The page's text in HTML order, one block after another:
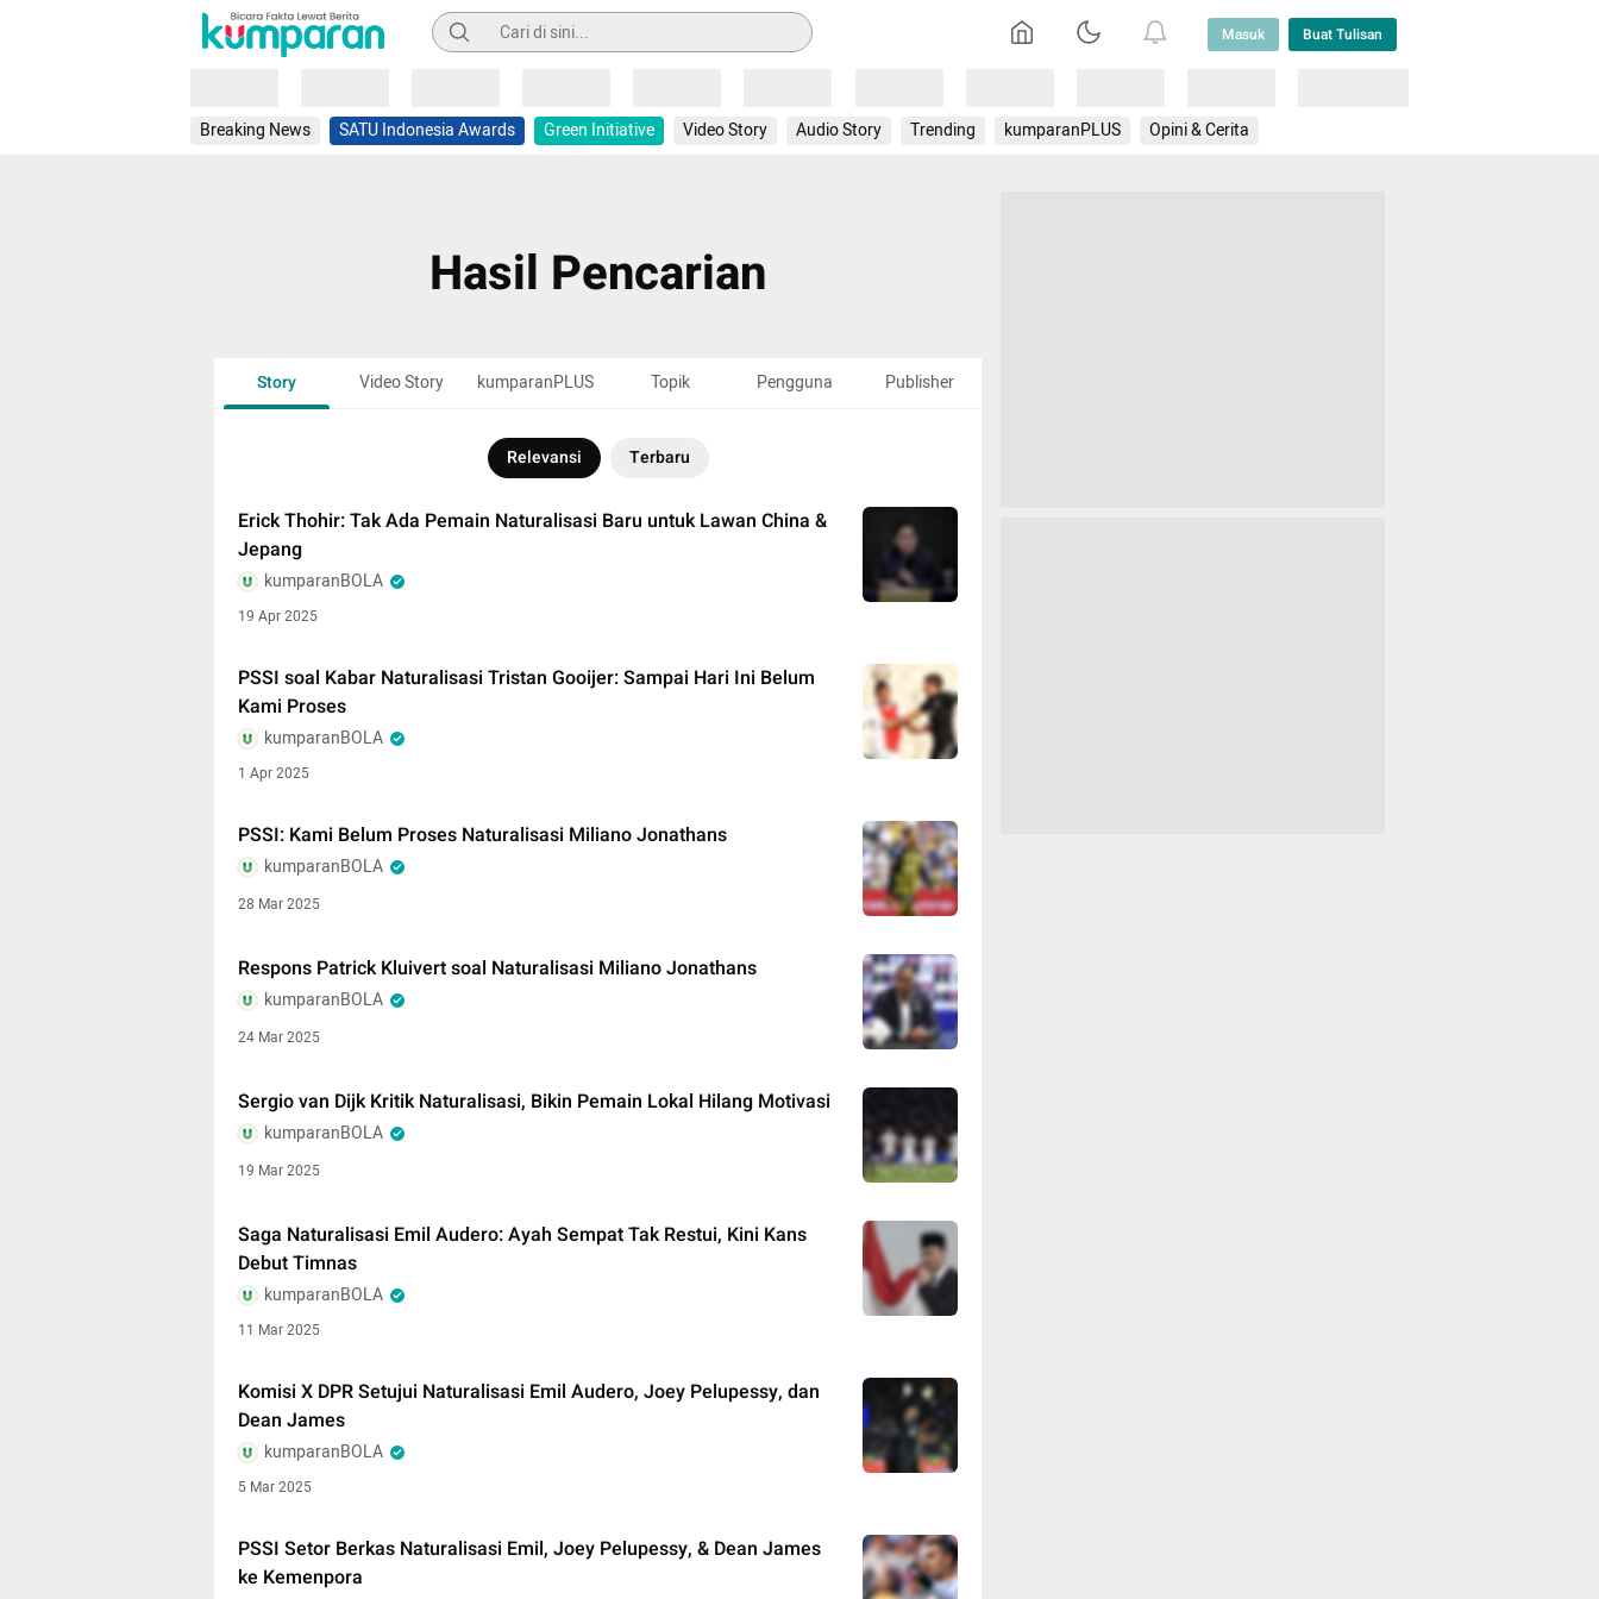
Pencarian Masuk Buat Tulisan
Breaking News SATU Indonesia Awards Green Initiative Video Story Audio Story Trending kumparanPLUS Opini & Cerita
Hasil Pencarian
Story Video Story kumparanPLUS Topik Pengguna Publisher
Relevansi Terbaru
Erick Thohir: Tak Ada Pemain Naturalisasi Baru untuk Lawan China &
Jepang
kumparanBOLA
19 Apr 2025
PSSI soal Kabar Naturalisasi Tristan Gooijer: Sampai Hari Ini Belum
Kami Proses
kumparanBOLA
1 Apr 2025
PSSI: Kami Belum Proses Naturalisasi Miliano Jonathans
kumparanBOLA
28 Mar 2025
Respons Patrick Kluivert soal Naturalisasi Miliano Jonathans
kumparanBOLA
24 Mar 2025
Sergio van Dijk Kritik Naturalisasi, Bikin Pemain Lokal Hilang Motivasi
kumparanBOLA
19 Mar 2025
Saga Naturalisasi Emil Audero: Ayah Sempat Tak Restui, Kini Kans
Debut Timnas
kumparanBOLA
11 Mar 2025
Komisi X DPR Setujui Naturalisasi Emil Audero, Joey Pelupessy, dan
Dean James
kumparanBOLA
5 Mar 2025
PSSI Setor Berkas Naturalisasi Emil, Joey Pelupessy, & Dean James
ke Kemenpora